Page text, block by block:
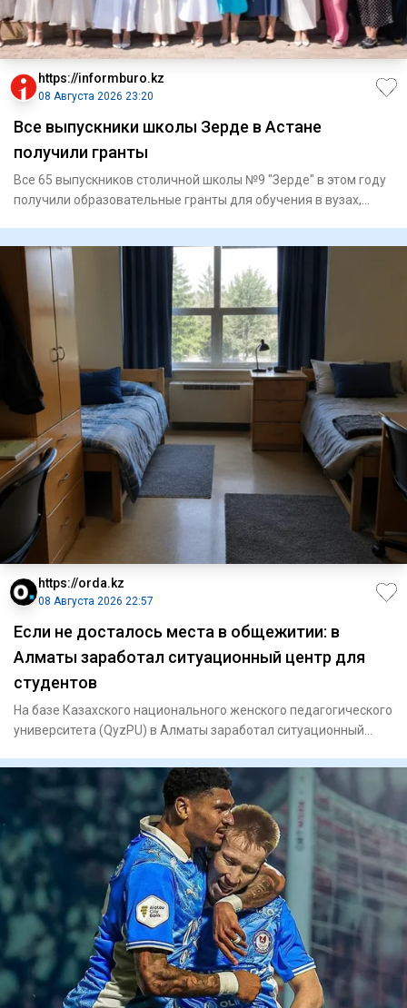
https://informburo.kz
08 Августа 2026 23:20
Все выпускники школы Зерде в Астане
получили гранты
Все 65 выпускников столичной школы №9 "Зерде" в этом году
получили образовательные гранты для обучения в вузах,
https://orda.kz
08 Августа 2026 22:57
Если не досталось места в общежитии: в
Алматы заработал ситуационный центр для
студентов
На базе Казахского национального женского педагогического
университета (QyzPU) в Алматы заработал ситуационный